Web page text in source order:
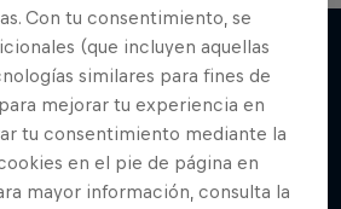
Con tu consentimiento, se
(que incluyen aquellas
similares para fines de
mejorar tu experiencia en
tu consentimiento mediante la
en el pie de página en
mayor información, consulta la